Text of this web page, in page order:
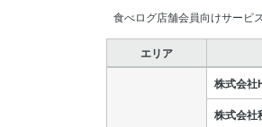
食べログ店舗会員向けサービ
エリア
株式会社
株式会社